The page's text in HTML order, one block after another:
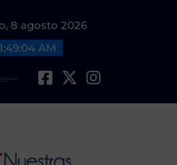
8 agosto 2026
AM